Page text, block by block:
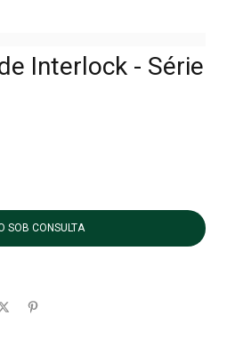
Interlock - Série